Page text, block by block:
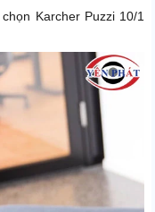
Karcher Puzzi 10/1